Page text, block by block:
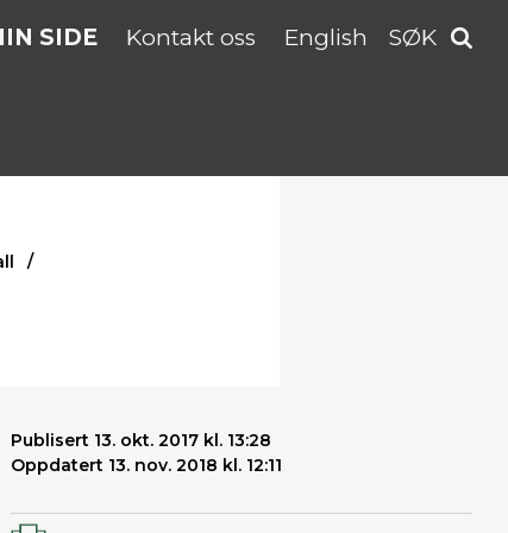
SIDE Kontakt oss English SØK
Publisert 13. okt. 2017 kl. 13:28
Oppdatert 13. nov. 2018 kl. 12:11